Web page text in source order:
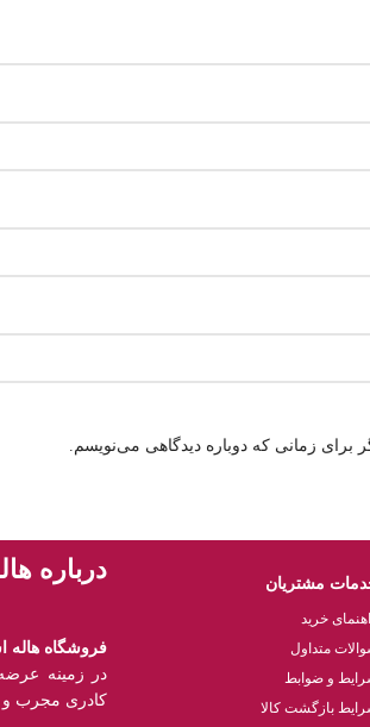
برای زمانی که دوباره دیدگاهی می‌نویسم.
مشتریان
خرید
متداول
و ضوابط
بازگشت کالا
درباره
فروشگاه هاله
در زمینه
کادری مجرب و